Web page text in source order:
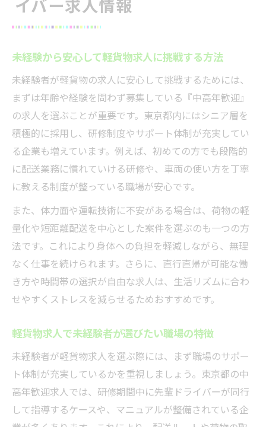
イバー求人情報
未経験から安心して軽貨物求人に挑戦する方法
未経験者が軽貨物の求人に安心して挑戦するためには、
まずは年齢や経験を問わず募集している『中高年歓迎』
の求人を選ぶことが重要です。東京都内にはシニア層を
積極的に採用し、研修制度やサポート体制が充実してい
る企業も増えています。例えば、初めての方でも段階的
に配送業務に慣れていける研修や、車両の使い方を丁寧
に教える制度が整っている職場が安心です。
また、体力面や運転技術に不安がある場合は、荷物の軽
量化や短距離配送を中心とした案件を選ぶのも一つの方
法です。これにより身体への負担を軽減しながら、無理
なく仕事を続けられます。さらに、直行直帰が可能な働
き方や時間帯の選択が自由な求人は、生活リズムに合わ
せやすくストレスを減らせるためおすすめです。
軽貨物求人で未経験者が選びたい職場の特徴
未経験者が軽貨物求人を選ぶ際には、まず職場のサポー
ト体制が充実しているかを重視しましょう。東京都の中
高年歓迎求人では、研修期間中に先輩ドライバーが同行
して指導するケースや、マニュアルが整備されている企